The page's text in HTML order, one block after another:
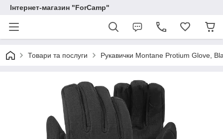
Інтернет-магазин "ForCamp"
Товари та послуги Рукавички Montane Protium Glove,